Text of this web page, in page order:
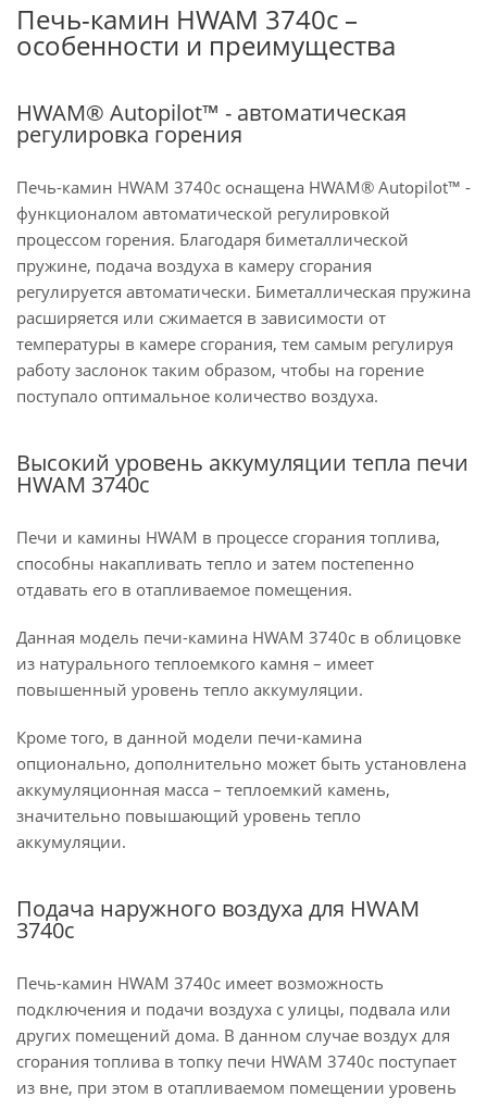
Печь-камин HWAM 3740c –
особенности и преимущества
HWAM® Autopilot™ - автоматическая
регулировка горения
Печь-камин HWAM 3740c оснащена HWAM® Autopilot™ -
функционалом автоматической регулировкой
процессом горения. Благодаря биметаллической
пружине, подача воздуха в камеру сгорания
регулируется автоматически. Биметаллическая пружина
расширяется или сжимается в зависимости от
температуры в камере сгорания, тем самым регулируя
работу заслонок таким образом, чтобы на горение
поступало оптимальное количество воздуха.
Высокий уровень аккумуляции тепла печи
HWAM 3740c
Печи и камины HWAM в процессе сгорания топлива,
способны накапливать тепло и затем постепенно
отдавать его в отапливаемое помещения.
Данная модель печи-камина HWAM 3740c в облицовке
из натурального теплоемкого камня – имеет
повышенный уровень тепло аккумуляции.
Кроме того, в данной модели печи-камина
опционально, дополнительно может быть установлена
аккумуляционная масса – теплоемкий камень,
значительно повышающий уровень тепло
аккумуляции.
Подача наружного воздуха для HWAM
3740c
Печь-камин HWAM 3740c имеет возможность
подключения и подачи воздуха с улицы, подвала или
других помещений дома. В данном случае воздух для
сгорания топлива в топку печи HWAM 3740c поступает
из вне, при этом в отапливаемом помещении уровень